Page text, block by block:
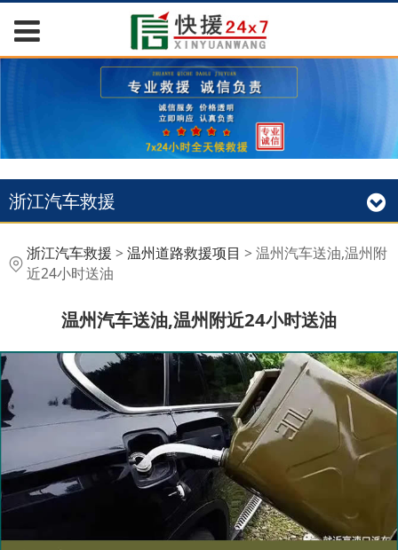
浙江汽车救援
温州汽车送油,温州附近
24小时送油
浙江汽车救援 > 温州道路救援项目 > 温州汽车送油,温州附
近24小时送油
温州汽车送油,温州附近24小时送油